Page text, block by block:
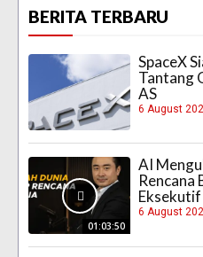
BERITA TERBARU
SpaceX
Tantang
AS
6 August
01:03:50
AI
Rencana
Eksekutif
6 August